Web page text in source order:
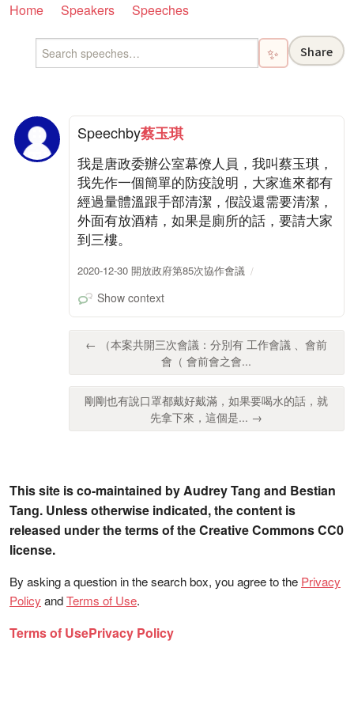
Home Speakers Speeches
✨ Share
Speechby蔡玉琪
我是唐政委辦公室幕僚人員，我叫蔡玉琪，
我先作一個簡單的防疫說明，大家進來都有
經過量體溫跟手部清潔，假設還需要清潔，
外面有放酒精，如果是廁所的話，要請大家
到三樓。
2020-12-30 開放政府第85次協作會議
Show context
← （本案共開三次會議：分別有 工作會議 、會前
會（ 會前會之會...
剛剛也有說口罩都戴好戴滿，如果要喝水的話，就
先拿下來，這個是... →
This site is co-maintained by Audrey Tang and Bestian
Tang. Unless otherwise indicated, the content is
released under the terms of the Creative Commons CC0
license.
By asking a question in the search box, you agree to the Privacy
Policy andTerms of Use.
Terms of UsePrivacy Policy